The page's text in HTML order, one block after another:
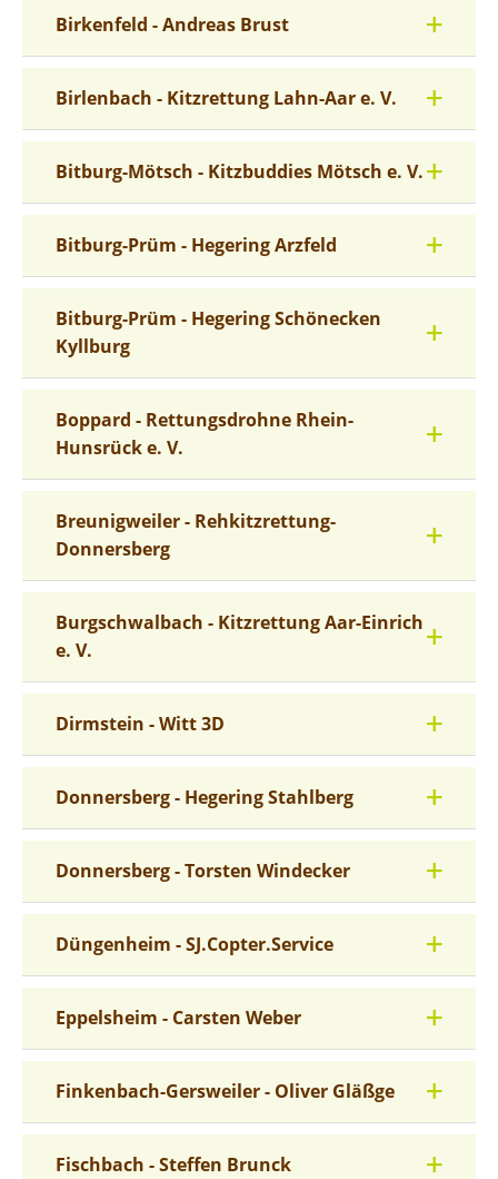
Birkenfeld - Andreas Brust
Birlenbach - Kitzrettung Lahn-Aar e. V.
Bitburg-Mötsch - Kitzbuddies Mötsch e. V.
Bitburg-Prüm - Hegering Arzfeld
Bitburg-Prüm - Hegering Schönecken
Kyllburg
Boppard - Rettungsdrohne Rhein-
Hunsrück e. V.
Breunigweiler - Rehkitzrettung-
Donnersberg
Burgschwalbach - Kitzrettung Aar-Einrich
e. V.
Dirmstein - Witt 3D
Donnersberg - Hegering Stahlberg
Donnersberg - Torsten Windecker
Düngenheim - SJ.Copter.Service
Eppelsheim - Carsten Weber
Finkenbach-Gersweiler - Oliver Gläßge
Fischbach - Steffen Brunck